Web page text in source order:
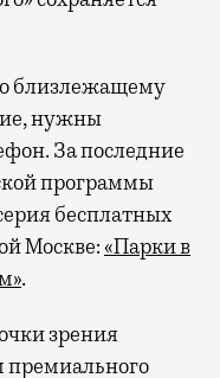
близлежащему
нужны
За последние
программы
бесплатных
Москве:«Парки в
.
зрения
премиального